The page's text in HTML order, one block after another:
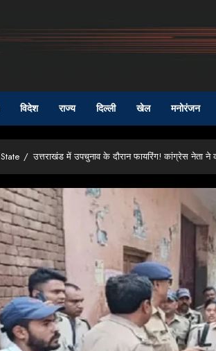
विदेश राज्य दिल्ली खेल मनोरंजन
State उत्तराखंड में उपचुनाव के दौरान फायरिंग! कांग्रेस नेता ने